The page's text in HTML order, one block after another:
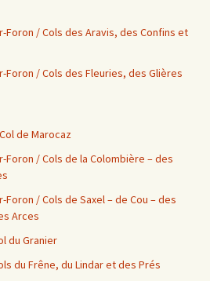
Foron / Cols des Aravis, des Confins et
Foron / Cols des Fleuries, des Glières
de Marocaz
Foron / Cols de la Colombière – des
Foron / Cols de Saxel – de Cou – des
Arces
du Granier
du Frêne, du Lindar et des Prés